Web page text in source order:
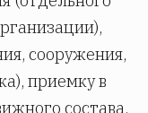
сооружения,
приемку в
состава,